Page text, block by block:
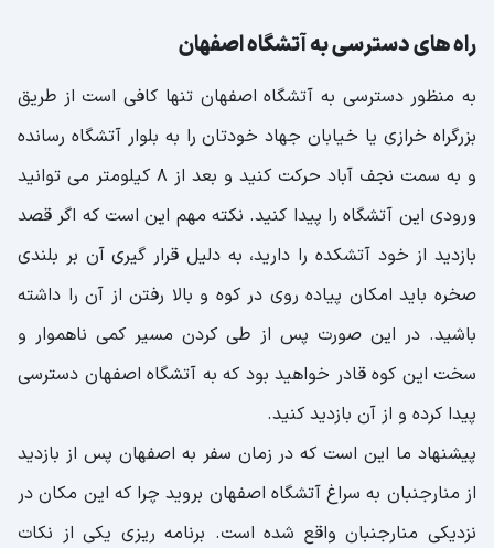
راه های دسترسی به آتشگاه اصفهان
به منظور دسترسی به آتشگاه اصفهان تنها کافی است از طریق
بزرگراه خرازی یا خیابان جهاد خودتان را به بلوار آتشگاه رسانده
و به سمت نجف آباد حرکت کنید و بعد از ۸ کیلومتر می توانید
ورودی این آتشگاه را پیدا کنید. نکته مهم این است که اگر قصد
بازدید از خود آتشکده را دارید، به دلیل قرار گیری آن بر بلندی
صخره باید امکان پیاده روی در کوه و بالا رفتن از آن را داشته
باشید. در این صورت پس از طی کردن مسیر کمی ناهموار و
سخت این کوه قادر خواهید بود که به آتشگاه اصفهان دسترسی
پیدا کرده و از آن بازدید کنید.
پیشنهاد ما این است که در زمان سفر به اصفهان پس از بازدید
از منارجنبان به سراغ آتشگاه اصفهان بروید چرا که این مکان در
نزدیکی منارجنبان واقع شده است. برنامه ریزی یکی از نکات